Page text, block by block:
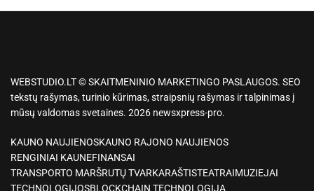
WEBSTUDIO.LT © SKAITMENINIO MARKETINGO PASLAUGOS. SEO
tekstų rašymas, turinio kūrimas, straipsnių rašymas ir talpinimas į
mūsų valdomas svetaines. 2026 newsxpress-pro.
KAUNO NAUJIENOSKAUNO RAJONO NAUJIENOS
RENGINIAI KAUNEFINANSAI
TRANSPORTO MARŠRUTŲ TVARKARAŠTISTEATRAIMUZIEJAI
TECHNOLOGIJOSBLOCKCHAIN TECHNOLOGIJA